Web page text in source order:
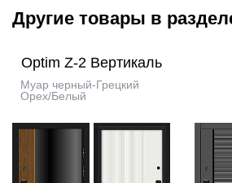
Другие товары в
Optim Z-2 Вертикаль
Муар черный-Грецкий
Орех/Белый